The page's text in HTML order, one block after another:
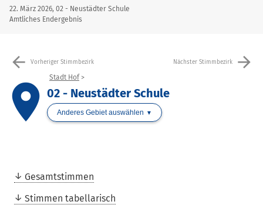
22. März 2026, 02 - Neustädter Schule
Amtliches Endergebnis
arrow_back Vorheriger Stimmbezirk Nächster Stimmbezirk arrow_forward
place
Stadt Hof
02 - Neustädter Schule
Anderes Gebiet auswählen
Gesamtstimmen
Stimmen tabellarisch